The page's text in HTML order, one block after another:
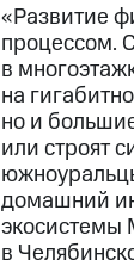
«Развитие
процессом.
в
на
но и
или строят
домашний
экосистемы
в